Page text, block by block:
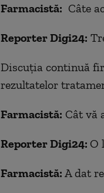
Farmacistă: Câte
Reporter Digi24:
Discuția continuă
rezultatelor
Farmacistă: Cât vă
Reporter Digi24: O
Farmacistă: A dat